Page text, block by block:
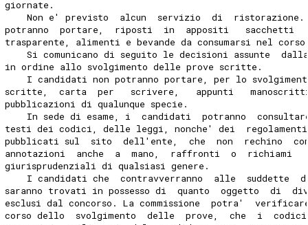
giornate.
Non e' previsto  alcun  servizio  di
potranno  portare,  riposti  in  appositi   sacchetti
trasparente, alimenti e bevande da consumarsi nel
Si comunicano di seguito le decisioni assunte
in ordine allo svolgimento delle prove scritte.
I candidati non potranno portare, per lo
scritte,  carta  per   scrivere,   appunti
pubblicazioni di qualunque specie.
In sede di esame, i  candidati  potranno
testi dei codici, delle leggi, nonche' dei
pubblicati sul  sito  dell'ente,  che  non  rechino
annotazioni  anche  a  mano,  raffronti  o  richiami
giurisprudenziali di qualsiasi genere.
I candidati che  contravverranno  alle  suddette
saranno trovati in possesso di  quanto  oggetto  di
esclusi dal concorso. La commissione  potra'
corso dello  svolgimento  delle  prove,  che  i